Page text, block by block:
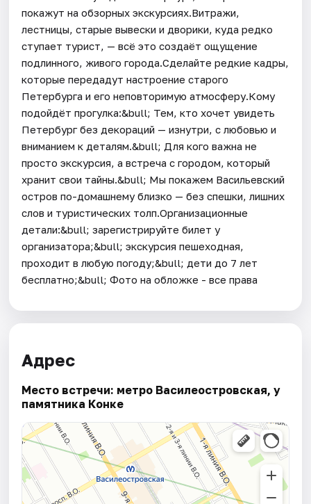
покажут на обзорных экскурсиях.Витражи,
лестницы, старые вывески и дворики, куда редко
ступает турист, — всё это создаёт ощущение
подлинного, живого города.Сделайте редкие кадры,
которые передадут настроение старого
Петербурга и его неповторимую атмосферу.Кому
подойдёт прогулка:&bull; Тем, кто хочет увидеть
Петербург без декораций — изнутри, с любовью и
вниманием к деталям.&bull; Для кого важна не
просто экскурсия, а встреча с городом, который
хранит свои тайны.&bull; Мы покажем Васильевский
остров по-домашнему близко — без спешки, лишних
слов и туристических толп.Организационные
детали:&bull; зарегистрируйте билет у
организатора;&bull; экскурсия пешеходная,
проходит в любую погоду;&bull; дети до 7 лет
бесплатно;&bull; Фото на обложке - все права
Адрес
Место встречи: метро Василеостровская, у
памятника Конке